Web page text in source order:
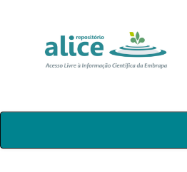
Skip